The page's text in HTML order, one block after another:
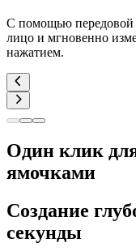
С помощью передовой
лицо и мгновенно
нажатием.
Один клик
ямочками
Создание
секунды